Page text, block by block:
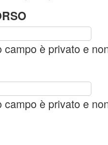
campo è privato e
campo è privato e